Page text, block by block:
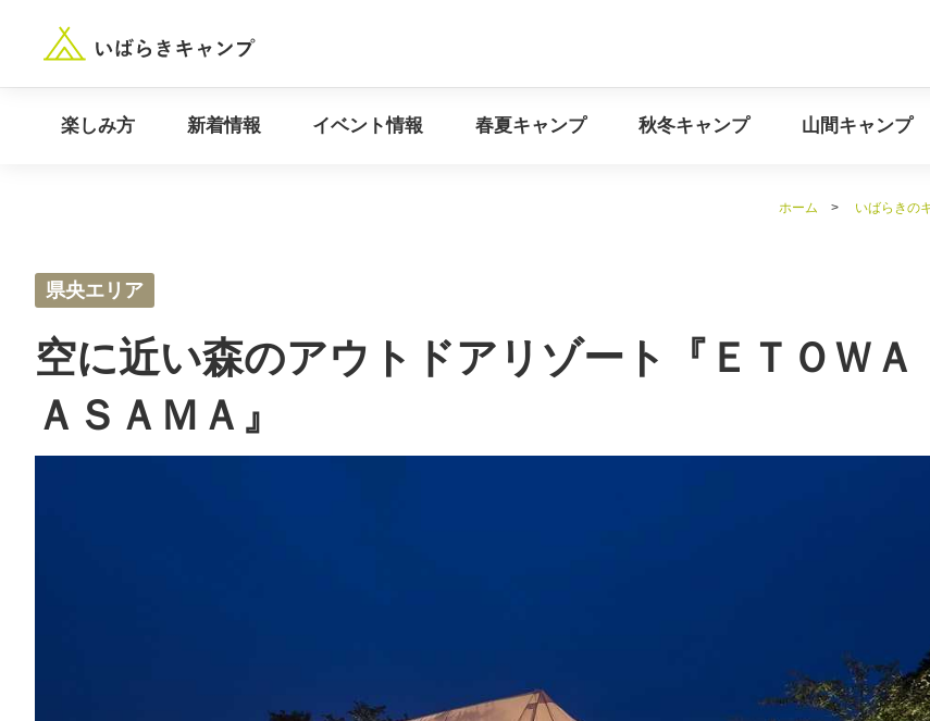
“いばらき”のキャンプ場を探す
楽しみ方 新着情報 イベント情報 春夏キャンプ 秋冬キャンプ 山間キャンプ
ホーム > いばらきの
県央エリア
空に近い森のアウトドアリゾート『ＥＴＯＷ
ＡＳＡＭＡ』